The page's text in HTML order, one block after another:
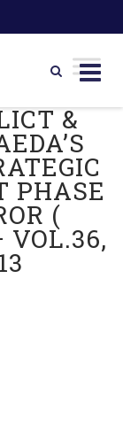
&
PHASE
(
VOL.36,